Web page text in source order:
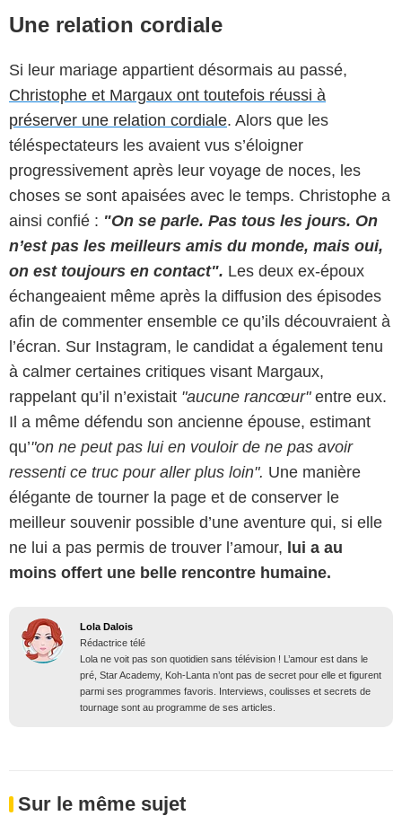
Une relation cordiale
Si leur mariage appartient désormais au passé,
Christophe et Margaux ont toutefois réussi à
préserver une relation cordiale. Alors que les
téléspectateurs les avaient vus s’éloigner
progressivement après leur voyage de noces, les
choses se sont apaisées avec le temps. Christophe a
ainsi confié : "On se parle. Pas tous les jours. On
n’est pas les meilleurs amis du monde, mais oui,
on est toujours en contact". Les deux ex-époux
échangeaient même après la diffusion des épisodes
afin de commenter ensemble ce qu’ils découvraient à
l’écran. Sur Instagram, le candidat a également tenu
à calmer certaines critiques visant Margaux,
rappelant qu’il n’existait "aucune rancœur"entre eux.
Il a même défendu son ancienne épouse, estimant
qu’"on ne peut pas lui en vouloir de ne pas avoir
ressenti ce truc pour aller plus loin". Une manière
élégante de tourner la page et de conserver le
meilleur souvenir possible d’une aventure qui, si elle
ne lui a pas permis de trouver l’amour, lui a au
moins offert une belle rencontre humaine.
Lola Dalois
Rédactrice télé
Lola ne voit pas son quotidien sans télévision ! L’amour est dans le
pré, Star Academy, Koh-Lanta n’ont pas de secret pour elle et figurent
parmi ses programmes favoris. Interviews, coulisses et secrets de
tournage sont au programme de ses articles.
Sur le même sujet